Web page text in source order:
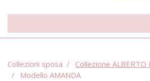
Collezioni sposa
Collezione ALBERTO
Modello AMANDA